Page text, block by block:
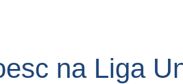
na Liga